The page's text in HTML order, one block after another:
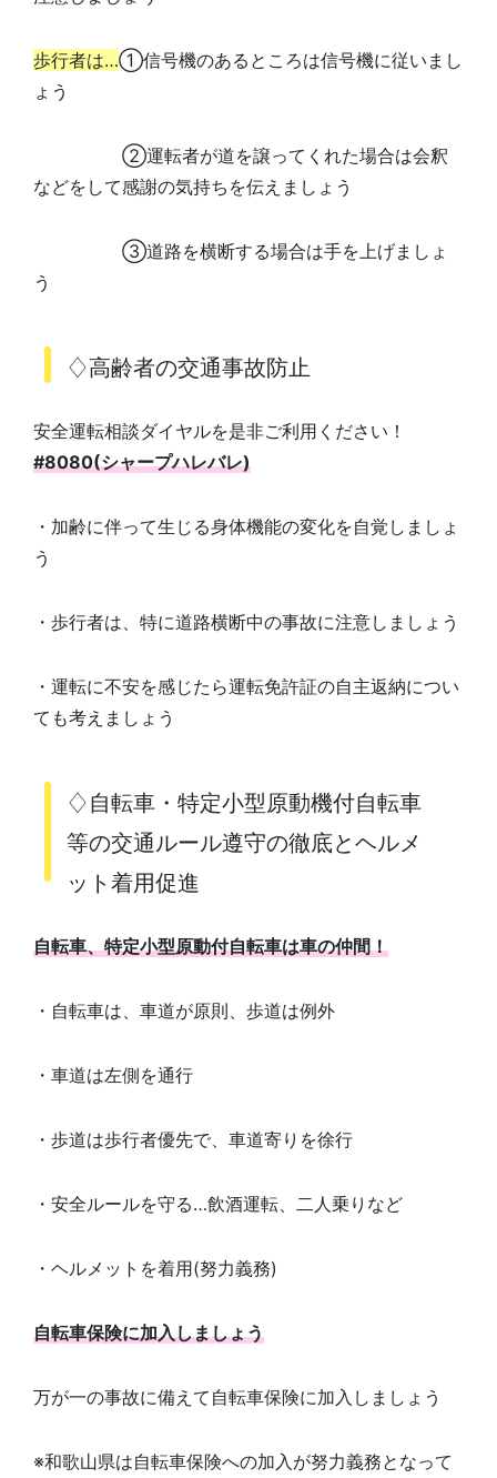
歩行者は…①信号機のあるところは信号機に従いまし
ょう
②運転者が道を譲ってくれた場合は会釈
などをして感謝の気持ちを伝えましょう
③道路を横断する場合は手を上げましょ
う
♢高齢者の交通事故防止
安全運転相談ダイヤルを是非ご利用ください！
#8080(シャープハレバレ)
・加齢に伴って生じる身体機能の変化を自覚しましょ
う
・歩行者は、特に道路横断中の事故に注意しましょう
・運転に不安を感じたら運転免許証の自主返納につい
ても考えましょう
♢自転車・特定小型原動機付自転車
等の交通ルール遵守の徹底とヘルメ
ット着用促進
自転車、特定小型原動付自転車は車の仲間！
・自転車は、車道が原則、歩道は例外
・車道は左側を通行
・歩道は歩行者優先で、車道寄りを徐行
・安全ルールを守る…飲酒運転、二人乗りなど
・ヘルメットを着用(努力義務)
自転車保険に加入しましょう
万が一の事故に備えて自転車保険に加入しましょう
※和歌山県は自転車保険への加入が努力義務となって